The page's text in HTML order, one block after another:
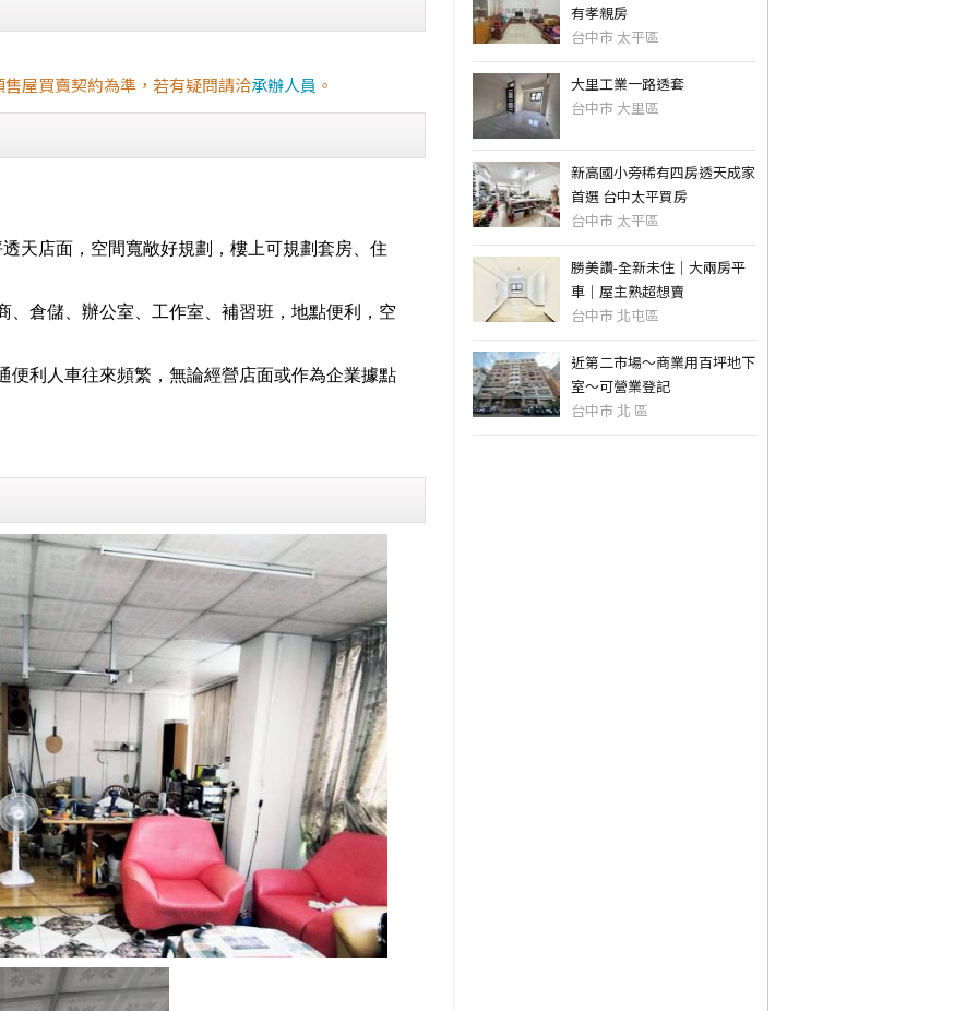
屋買賣契約為準，若有疑問請洽承辦人員 。
有孝親房
台中市 太平區
大里工業一路透套
台中市 大里區
新高國小旁稀有四房透天成家
首選 台中太平買房
台中市 太平區
勝美讚-全新未住｜大兩房平
車｜屋主熟超想賣
台中市 北屯區
近第二市場～商業用百坪地下
室～可營業登記
台中市 北 區